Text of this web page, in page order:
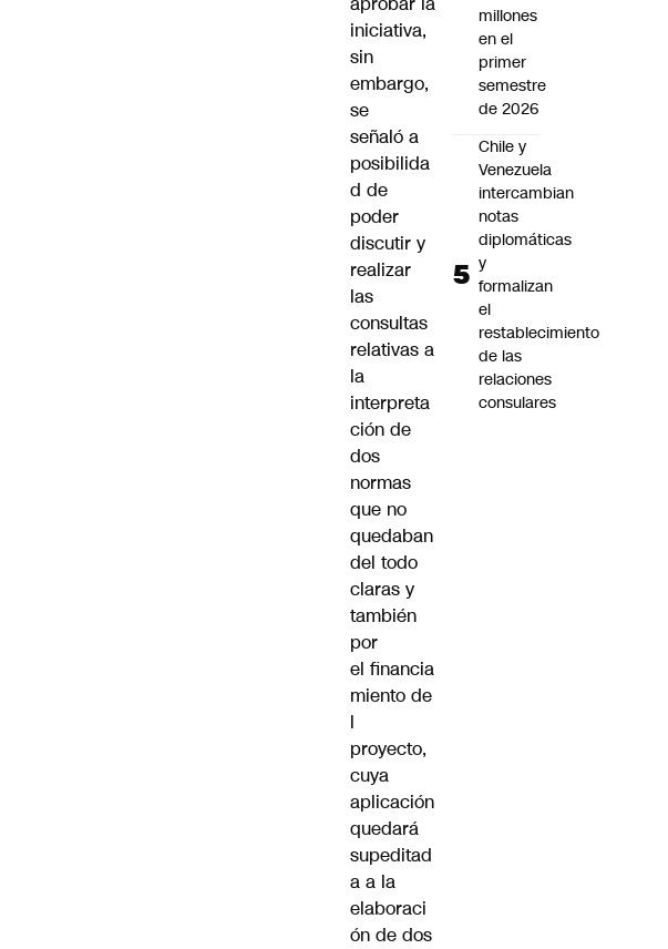
iniciativa,
sin
embargo,
se
señaló a
posibilida
d de
poder
discutir y
realizar
las
consultas
relativas a
la
interpreta
ción de
dos
normas
que no
quedaban
del todo
claras y
también
por
el financia
miento de
l
proyecto,
cuya
aplicación
quedará
supeditad
a a la
elaboraci
ón de dos
millones
en el
primer
semestre
de 2026
Chile y
Venezuela
intercambian
notas
diplomáticas
y
formalizan
el
restablecimiento
de las
relaciones
consulares